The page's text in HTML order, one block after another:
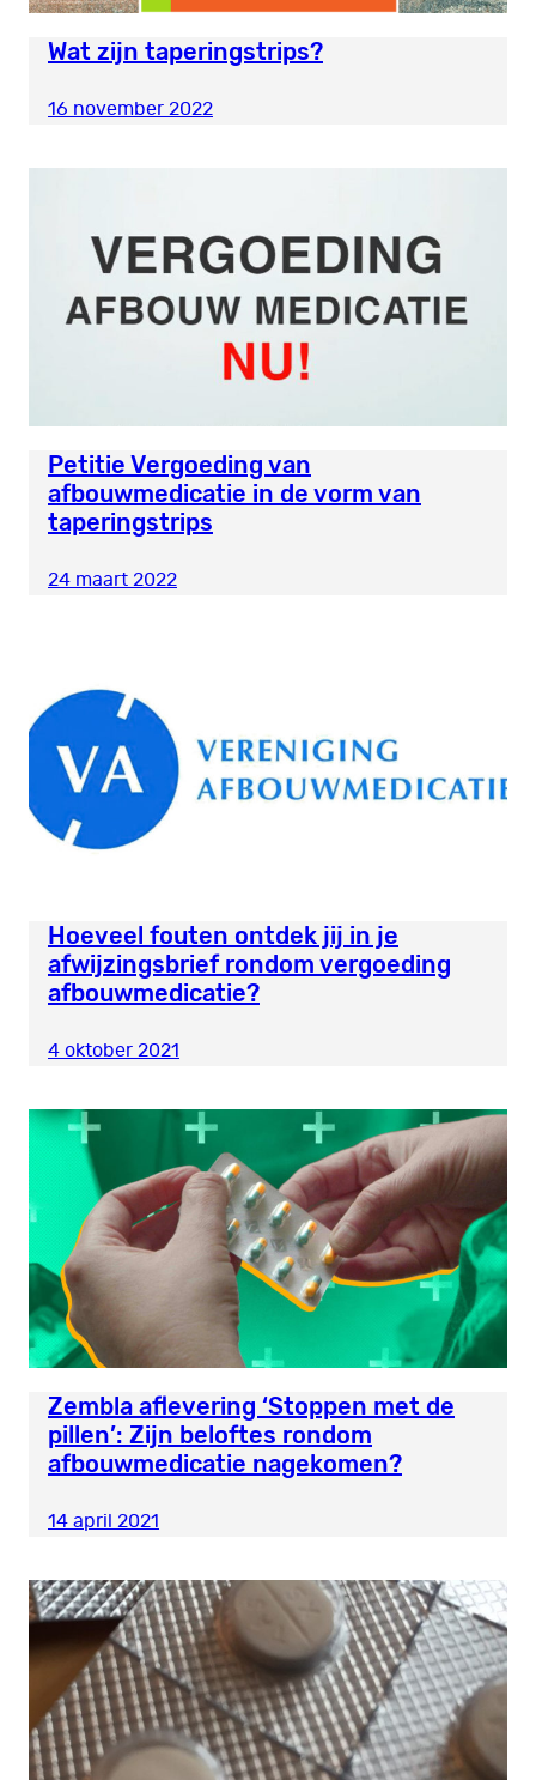
Wat zijn taperingstrips?
16 november 2022
Petitie Vergoeding van
afbouwmedicatie in de vorm van
taperingstrips
24 maart 2022
Hoeveel fouten ontdek jij in je
afwijzingsbrief rondom vergoeding
afbouwmedicatie?
4 oktober 2021
Zembla aflevering ‘Stoppen met de
pillen’: Zijn beloftes rondom
afbouwmedicatie nagekomen?
14 april 2021